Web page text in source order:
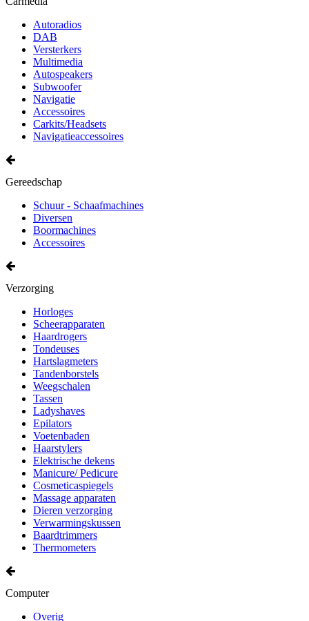
Autoradios
DAB
Versterkers
Multimedia
Autospeakers
Subwoofer
Navigatie
Accessoires
Carkits/Headsets
Navigatieaccessoires
Gereedschap
Schuur - Schaafmachines
Diversen
Boormachines
Accessoires
Verzorging
Horloges
Scheerapparaten
Haardrogers
Tondeuses
Hartslagmeters
Tandenborstels
Weegschalen
Tassen
Ladyshaves
Epilators
Voetenbaden
Haarstylers
Elektrische dekens
Manicure/ Pedicure
Cosmeticaspiegels
Massage apparaten
Dieren verzorging
Verwarmingskussen
Baardtrimmers
Thermometers
Computer
Overig